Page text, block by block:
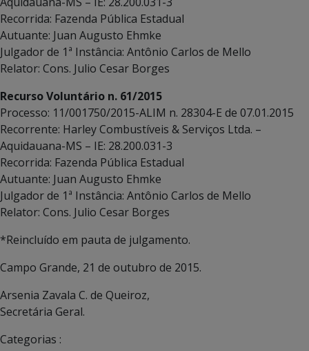
Recorrida: Fazenda Pública Estadual
Autuante: Juan Augusto Ehmke
Julgador de 1ª Instância: Antônio Carlos de Mello
Relator: Cons. Julio Cesar Borges
Recurso Voluntário n. 61/2015
Processo: 11/001750/2015-ALIM n. 28304-E de 07.01.2015
Recorrente: Harley Combustíveis & Serviços Ltda. –
Aquidauana-MS – IE: 28.200.031-3
Recorrida: Fazenda Pública Estadual
Autuante: Juan Augusto Ehmke
Julgador de 1ª Instância: Antônio Carlos de Mello
Relator: Cons. Julio Cesar Borges
*Reincluído em pauta de julgamento.
Campo Grande, 21 de outubro de 2015.
Arsenia Zavala C. de Queiroz,
Secretária Geral.
Categorias :